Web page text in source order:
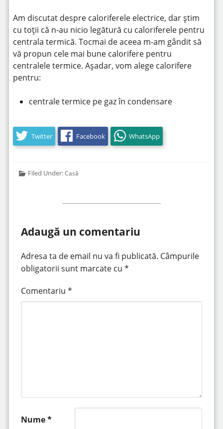
Am discutat despre caloriferele electrice, dar știm
cu toții că n-au nicio legătură cu caloriferele pentru
centrala termică. Tocmai de aceea m-am gândit să
vă propun cele mai bune calorifere pentru
centralele termice. Așadar, vom alege calorifere
pentru:
centrale termice pe gaz în condensare
Twitter Facebook WhatsApp
Filed Under:Casă
Adaugă un comentariu
Adresa ta de email nu va fi publicată. Câmpurile
obligatorii sunt marcate cu *
Comentariu *
Nume*